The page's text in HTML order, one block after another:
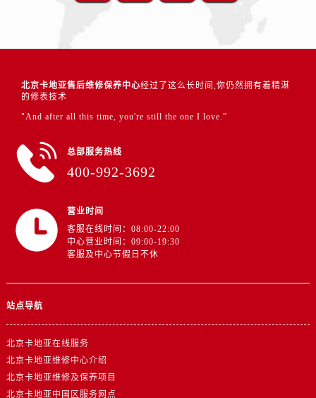
北京卡地亚售后维修保养中心经过了这么长时间,你仍然拥有着精湛
的修表技术
"And after all this time, you're still the one I love.”
总部服务热线
400-992-3692
营业时间
客服在线时间：08:00-22:00
中心营业时间：09:00-19:30
客服及中心节假日不休
站点导航
北京卡地亚在线服务
北京卡地亚维修中心介绍
北京卡地亚维修及保养项目
北京卡地亚中国区服务网点